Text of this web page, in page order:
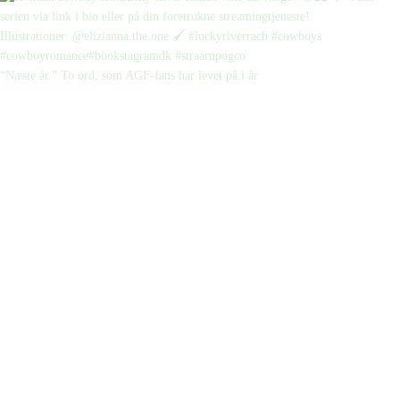
“Næste år.” To ord, som AGF-fans har levet på i år